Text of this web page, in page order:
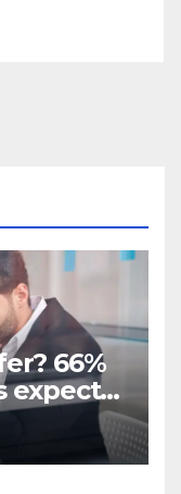
66%
expect